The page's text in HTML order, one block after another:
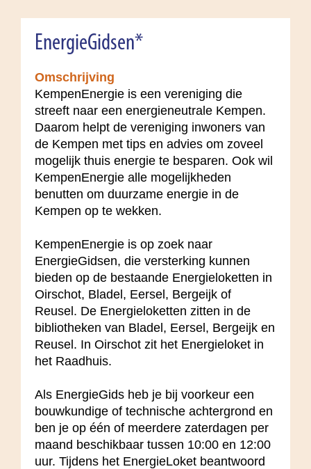
EnergieGidsen*
Omschrijving
KempenEnergie is een vereniging die
streeft naar een energieneutrale Kempen.
Daarom helpt de vereniging inwoners van
de Kempen met tips en advies om zoveel
mogelijk thuis energie te besparen. Ook wil
KempenEnergie alle mogelijkheden
benutten om duurzame energie in de
Kempen op te wekken.
KempenEnergie is op zoek naar
EnergieGidsen, die versterking kunnen
bieden op de bestaande Energieloketten in
Oirschot, Bladel, Eersel, Bergeijk of
Reusel. De Energieloketten zitten in de
bibliotheken van Bladel, Eersel, Bergeijk en
Reusel. In Oirschot zit het Energieloket in
het Raadhuis.
Als EnergieGids heb je bij voorkeur een
bouwkundige of technische achtergrond en
ben je op één of meerdere zaterdagen per
maand beschikbaar tussen 10:00 en 12:00
uur. Tijdens het EnergieLoket beantwoord